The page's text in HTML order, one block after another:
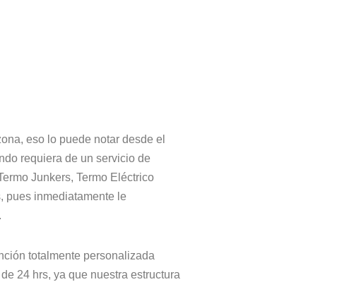
eso lo puede notar desde el
requiera de un servicio de
Junkers, Termo Eléctrico
pues inmediatamente le
totalmente personalizada
24 hrs, ya que nuestra estructura